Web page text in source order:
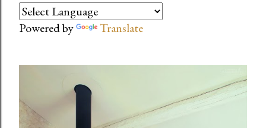
P
o
s
Powered by Translate